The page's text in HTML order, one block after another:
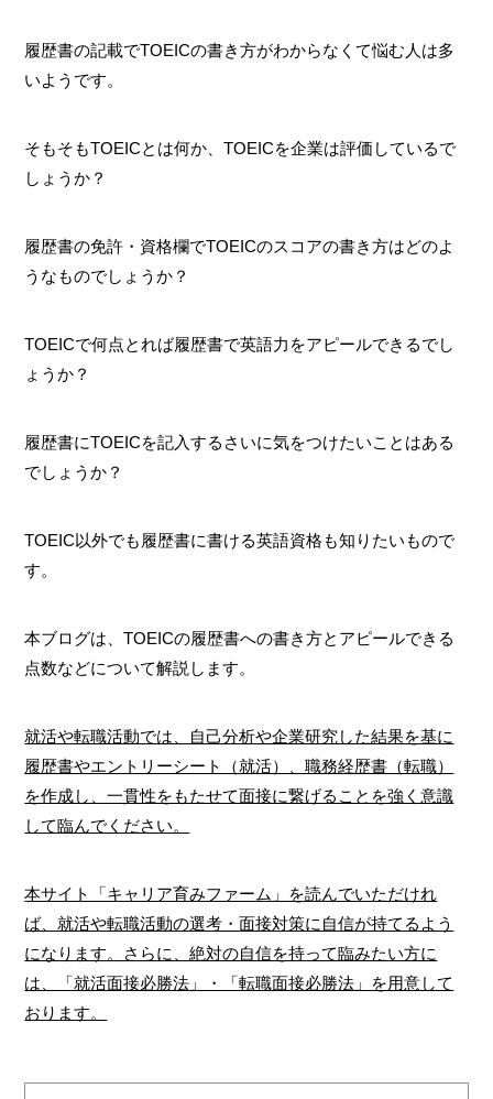
履歴書の記載でTOEICの書き方がわからなくて悩む人は多
いようです。
そもそもTOEICとは何か、TOEICを企業は評価しているで
しょうか？
履歴書の免許・資格欄でTOEICのスコアの書き方はどのよ
うなものでしょうか？
TOEICで何点とれば履歴書で英語力をアピールできるでし
ょうか？
履歴書にTOEICを記入するさいに気をつけたいことはある
でしょうか？
TOEIC以外でも履歴書に書ける英語資格も知りたいもので
す。
本ブログは、TOEICの履歴書への書き方とアピールできる
点数などについて解説します。
就活や転職活動では、自己分析や企業研究した結果を基に
履歴書やエントリーシート（就活）、職務経歴書（転職）
を作成し、一貫性をもたせて面接に繋げることを強く意識
して臨んでください。
本サイト「キャリア育みファーム」を読んでいただけれ
ば、就活や転職活動の選考・面接対策に自信が持てるよう
になります。さらに、絶対の自信を持って臨みたい方に
は、「就活面接必勝法」・「転職面接必勝法」を用意して
おります。